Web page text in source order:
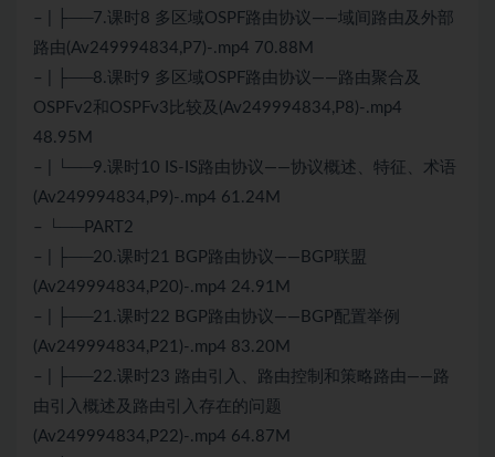
– | ├──7.课时8 多区域OSPF路由协议——域间路由及外部
路由(Av249994834,P7)-.mp4 70.88M
– | ├──8.课时9 多区域OSPF路由协议——路由聚合及
OSPFv2和OSPFv3比较及(Av249994834,P8)-.mp4
48.95M
– | └──9.课时10 IS-IS路由协议——协议概述、特征、术语
(Av249994834,P9)-.mp4 61.24M
– └──PART2
– | ├──20.课时21 BGP路由协议——BGP联盟
(Av249994834,P20)-.mp4 24.91M
– | ├──21.课时22 BGP路由协议——BGP配置举例
(Av249994834,P21)-.mp4 83.20M
– | ├──22.课时23 路由引入、路由控制和策略路由——路
由引入概述及路由引入存在的问题
(Av249994834,P22)-.mp4 64.87M